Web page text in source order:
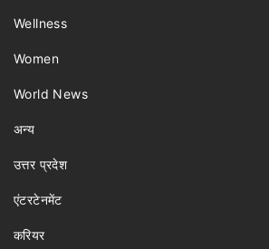
Wellness
Women
World News
अन्य
उत्तर प्रदेश
एंटरटेनमेंट
करियर